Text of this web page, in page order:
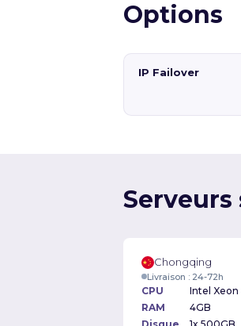
Options
IP Failover
Chongqing
Livraison : 24-72h
CPU
RAM
4GB